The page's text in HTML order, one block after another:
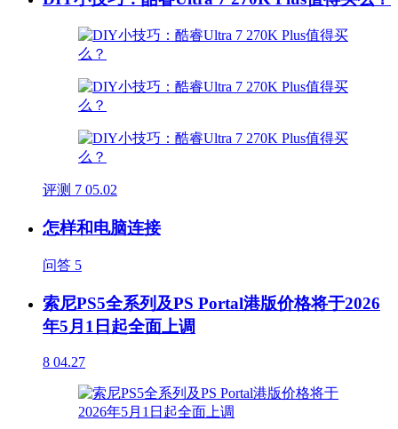
评测 7 05.02
怎样和电脑连接
问答 5
索尼PS5全系列及PS Portal港版价格将于2026
年5月1日起全面上调
8 04.27